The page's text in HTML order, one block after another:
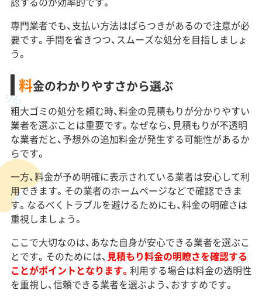
専門業者でも、支払い方法はばらつきがあるので注意が必
要です。手間を省きつつ、スムーズな処分を目指しましょ
う。
料金のわかりやすさから選ぶ
粗大ゴミの処分を頼む時、料金の見積もりが分かりやすい
業者を選ぶことは重要です。なぜなら、見積もりが不透明
な業者だと、予想外の追加料金が発生する可能性があるか
らです。
一方、料金が予め明確に表示されている業者は安心して利
用できます。その業者のホームページなどで確認できま
す。なるべくトラブルを避けるためにも、料金の明確さは
重視しましょう。
ここで大切なのは、あなた自身が安心できる業者を選ぶこ
とです。そのためには、 見積もり料金の明瞭さを確認する
ことがポイントとなります。 利用する場合は料金の透明性
を重視し、信頼できる業者を選ぶよう、おすすめです。